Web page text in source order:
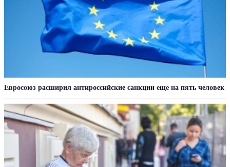
Евросоюз расширил антироссийские санкции еще на пять человек